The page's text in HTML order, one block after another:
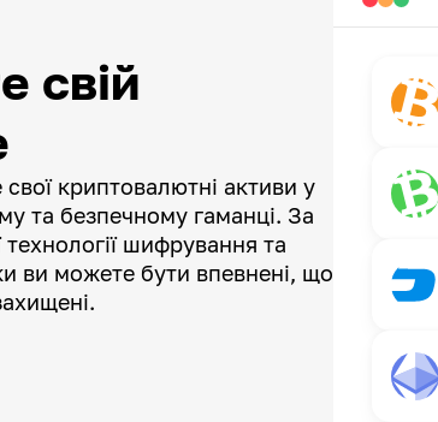
свій
свої криптовалютні активи у
та безпечному гаманці. За
шифрування та
ви можете бути впевнені, що